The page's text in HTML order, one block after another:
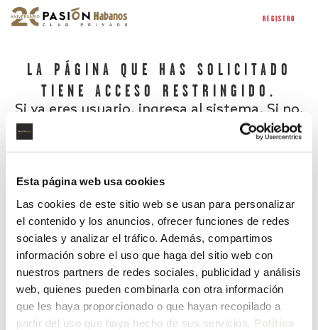
Esta página web usa cookies
Las cookies de este sitio web se usan para personalizar
el contenido y los anuncios, ofrecer funciones de redes
sociales y analizar el tráfico. Además, compartimos
información sobre el uso que haga del sitio web con
nuestros partners de redes sociales, publicidad y análisis
web, quienes pueden combinarla con otra información
que les haya proporcionado o que hayan recopilado a
partir del uso que haya hecho de sus servicios. Política
REGISTRO
LA PÁGINA QUE HAS SOLICITADO
TIENE ACCESO RESTRINGIDO.
Si ya eres usuario, ingresa al sistema. Si no,
¿Has olvidado tu contraseña?